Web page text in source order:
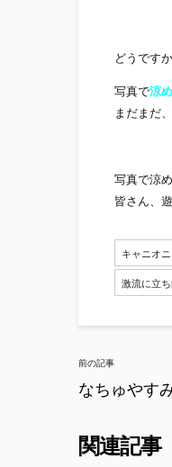
どうです
写真で涼
まだまだ、
写真で涼
皆さん、
キャニオ
激流に立
Post
前の記事
なちゅやす
関連記事